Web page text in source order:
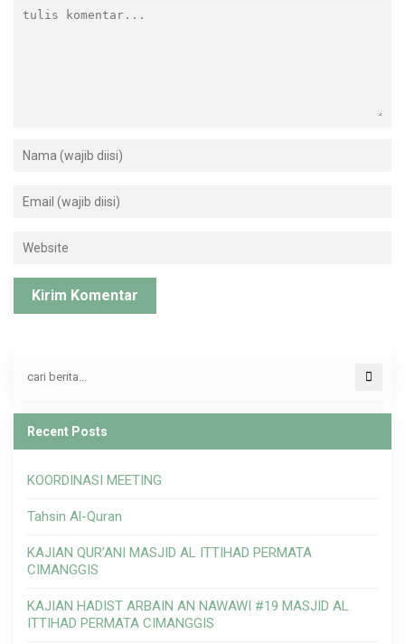
Recent Posts
KOORDINASI MEETING
Tahsin Al-Quran
KAJIAN QUR’ANI MASJID AL ITTIHAD PERMATA
CIMANGGIS
KAJIAN HADIST ARBAIN AN NAWAWI #19 MASJID AL
ITTIHAD PERMATA CIMANGGIS